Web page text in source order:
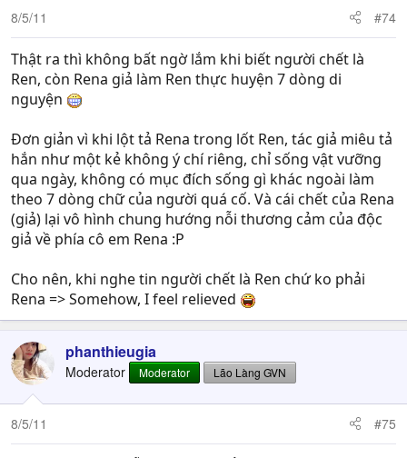
Hôm nay là một ngày đặc biệt. Đó là lí do Bruno lấy chiếc
Roll-Royces đen của mình ra mà đi dưới cơn mưa đang
ngày lúc càng nặng hạt. Mộ tin thần của người đó vốn ở
trong thành phố, nhưng ngôi mộ thực sự thì lại nằm ở
một nơi xa hơn đó. Tay của gã cầm một bó hoa trắng –
loại hoa mà người đó thích nhất, đi xa khỏi thành phố
Phải, Bruno Buccariatti đang đi viếng mộ. Mộ của một
người họ Macquarrie.
Đã bao lâu rồi nhỉ ?. Gã không nhớ nổi nữa. Khi sống quá
lâu, trí nhớ của con người sẽ bị lão hóa đi. Dù gã không
quá trình lão hóa của chính nó. Gã chỉ nhớ là gã biết
người đó đã hơn chục năm rồi, và người đó là người thân
của bạn gã.
Bờ biển Lorelei, dù ở đâu, trong thời tiết nào thì cũng đẹp
như nhau. Cái danh : dòng biển của Siren và người cá
quả thật là không phải chỉ trưng cho có. Ngay cả trong
sóng gợn vào bờ, đánh bật lên, vừa mạnh mẽ nhưng
không kém phần uyển chuyển như những nghệ sĩ đánh
8/5/11 #74
Thật ra thì không bất ngờ lắm khi biết người chết là
Ren, còn Rena giả làm Ren thực huyện 7 dòng di
nguyện
Đơn giản vì khi lột tả Rena trong lốt Ren, tác giả miêu tả
hắn như một kẻ không ý chí riêng, chỉ sống vật vưỡng
qua ngày, không có mục đích sống gì khác ngoài làm
theo 7 dòng chữ của người quá cố. Và cái chết của Rena
(giả) lại vô hình chung hướng nỗi thương cảm của độc
giả về phía cô em Rena :P
Cho nên, khi nghe tin người chết là Ren chứ ko phải
Rena => Somehow, I feel relieved
phanthieugia
Moderator Moderator Lão Làng GVN
8/5/11 #75